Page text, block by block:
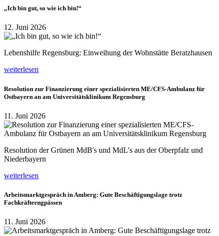
„Ich bin gut, so wie ich bin!“
12. Juni 2026
Lebenshilfe Regensburg: Einweihung der Wohnstätte Beratzhausen
weiterlesen
Resolution zur Finanzierung einer spezialisierten ME/CFS-Ambulanz für
Ostbayern an am Universitätsklinikum Regensburg
11. Juni 2026
Resolution der Grünen MdB's und MdL's aus der Oberpfalz und
Niederbayern
weiterlesen
Arbeitsmarktgespräch in Amberg: Gute Beschäftigungslage trotz
Fachkräfteengpässen
11. Juni 2026